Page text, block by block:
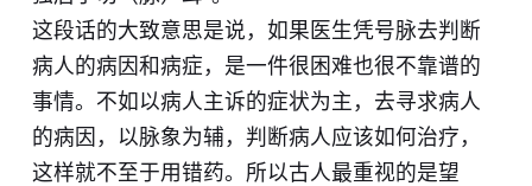
这段话的大致意思是说，如果医生凭号脉去判断
病人的病因和病症，是一件很困难也很不靠谱的
事情。不如以病人主诉的症状为主，去寻求病人
的病因，以脉象为辅，判断病人应该如何治疗，
这样就不至于用错药。所以古人最重视的是望